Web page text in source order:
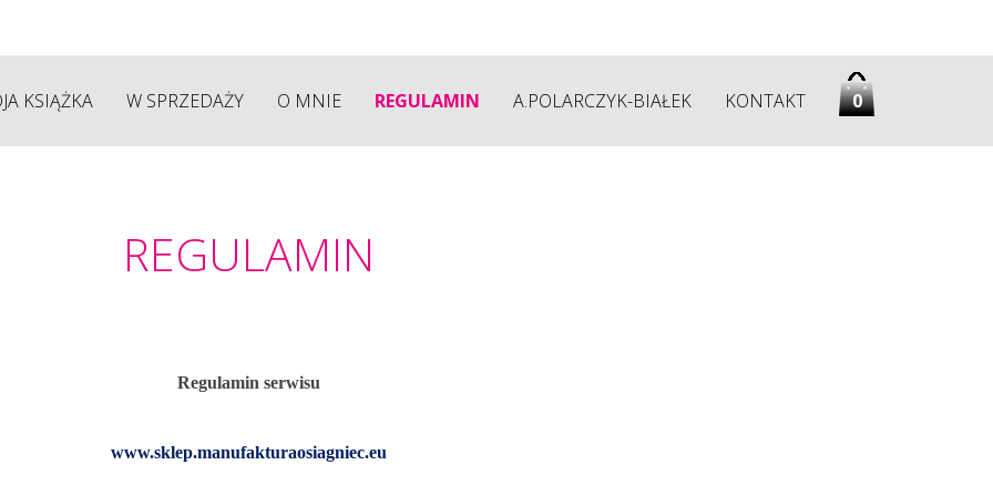
KSIĄŻKA W SPRZEDAŻY O MNIE REGULAMIN A.POLARCZYK-BIAŁEK KONTAKT 0
REGULAMIN
Regulamin serwisu
www.sklep.manufakturaosiagniec.eu